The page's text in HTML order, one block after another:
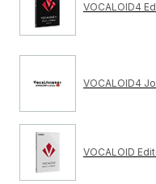
VOCALOID4
VOCALOID4
VOCALOID